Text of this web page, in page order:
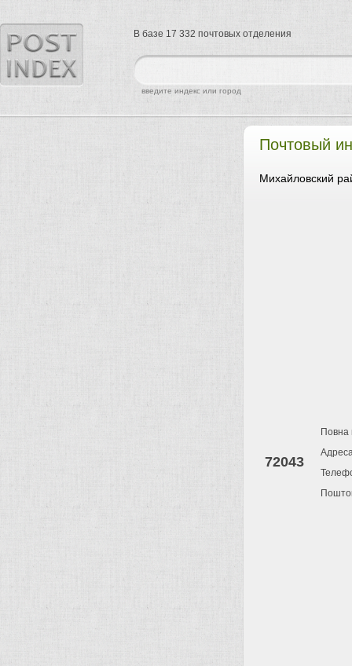
Почтовый
Михайловский
72043
Повна
найти
введите индекс или город
В базе 17 332 почтовых отделения